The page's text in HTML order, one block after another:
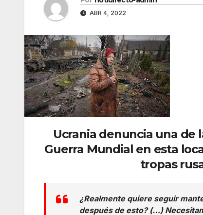
ABR 4, 2022
Ucrania denuncia una de
Guerra Mundial en esta
tropas
¿Realmente quiere seguir
después de esto? (…)